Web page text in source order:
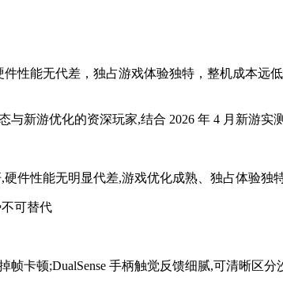
性能无代差，独占游戏体验独特，整机成本远
与新游优化的资深玩家,结合 2026 年 4 月新游
硬件性能无明显代差,游戏优化成熟、独占体验
可替代
帧卡顿;DualSense 手柄触觉反馈细腻,可清晰